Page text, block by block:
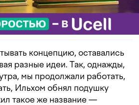
концепцию, оставались
разные идеи. Так, однажды,
мы продолжали работать,
Ильхом обнял подушку
такое же название —